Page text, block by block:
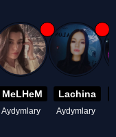
MeLHeM
Aydymlary
Lachina
Aydymlary